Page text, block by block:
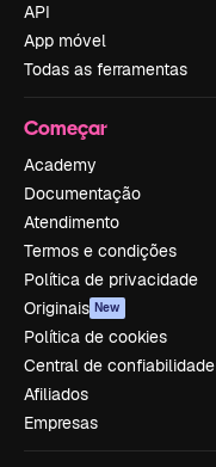
API
App móvel
Todas as ferramentas
Começar
Academy
Documentação
Atendimento
Termos e condições
Política de privacidade
Originais New
Política de cookies
Central de confiabilidade
Afiliados
Empresas